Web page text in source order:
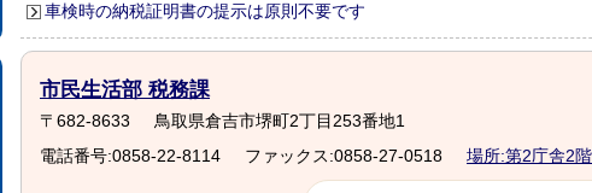
車検時の納税証明書の提示は原則不要です
市民生活部 税務課
〒682-8633
鳥取県倉吉市堺町2丁目253番地1
電話番号:0858-22-8114
ファックス:0858-27-0518 場所:第2庁舎2階